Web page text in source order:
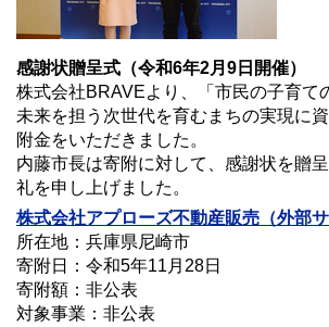
感謝状贈呈式（令和6年2月9日開催）
株式会社BRAVEより、「市民の子育て
未来を担う次世代を育むまちの実現に
附金をいただきました。
内藤市長は寄附に対して、感謝状を贈
礼を申し上げました。
株式会社アプローズ不動産販売（外部サ
所在地：兵庫県尼崎市
寄附日：令和5年11月28日
寄附額：非公表
対象事業：非公表